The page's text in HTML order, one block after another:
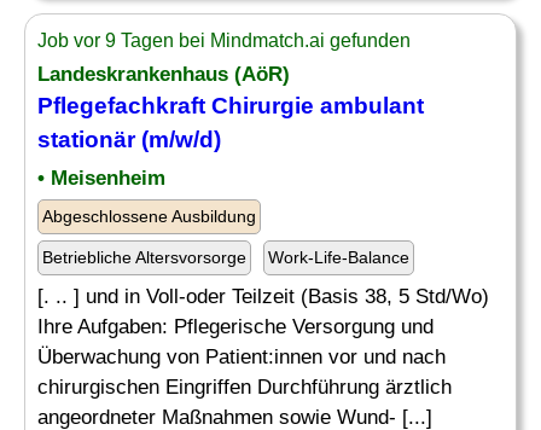
Job vor 9 Tagen bei Mindmatch.ai gefunden
Landeskrankenhaus (AöR)
Pflegefachkraft Chirurgie ambulant
stationär (m/w/d)
• Meisenheim
Abgeschlossene Ausbildung
Betriebliche Altersvorsorge Work-Life-Balance
[. .. ] und in Voll-oder Teilzeit (Basis 38, 5 Std/Wo)
Ihre Aufgaben: Pflegerische Versorgung und
Überwachung von Patient:innen vor und nach
chirurgischen Eingriffen Durchführung ärztlich
angeordneter Maßnahmen sowie Wund- [...]